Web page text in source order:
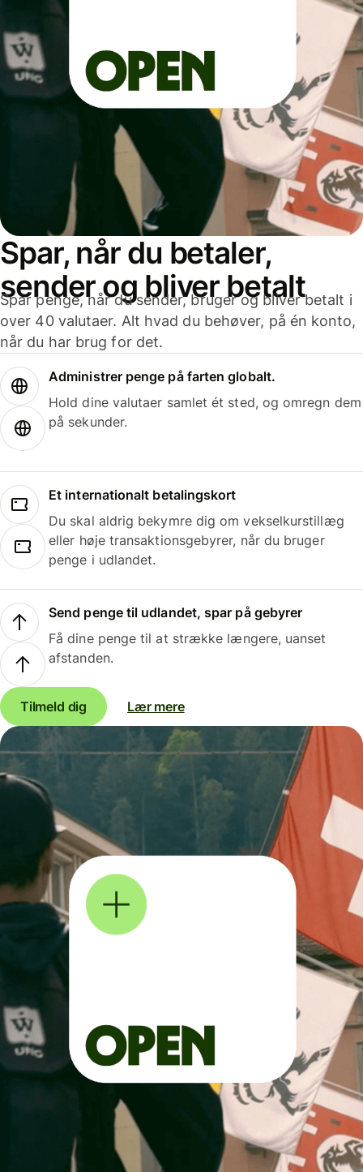
Spar, når du betaler,
sender og bliver betalt
Spar penge, når du sender, bruger og bliver betalt i
over 40 valutaer. Alt hvad du behøver, på én konto,
når du har brug for det.
Administrer penge på farten globalt.
Hold dine valutaer samlet ét sted, og omregn dem
på sekunder.
Et internationalt betalingskort
Du skal aldrig bekymre dig om vekselkurstillæg
eller høje transaktionsgebyrer, når du bruger
penge i udlandet.
Send penge til udlandet, spar på gebyrer
Få dine penge til at strække længere, uanset
afstanden.
Tilmeld dig Lær mere